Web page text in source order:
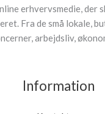
erhvervsmedie, der
Fra de små lokale,
arbejdsliv,
Information